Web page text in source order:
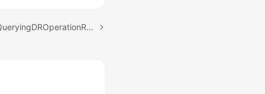
下一篇：查询操作记录 - QueryingDROperationRecords